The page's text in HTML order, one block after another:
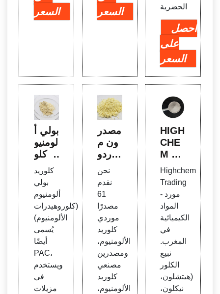
السعر
السعر
الحضرية
احصل
على
السعر
بولي أ
لومنيو
م كلو
(PA
C)، بو
لي أك
ريلامي
د (PA
M)، ك
بريتا
ي الح
ديديك
كلوريد
بولي
ألومنيوم
(كلوروهيدرات
الألومنيوم)
يُسمى
أيضًا
PAC،
ويستخدم
في
مزيلات
مصدر
ون م
وردو
د الألو
منيوم،
الشرك
ة الم
صنعة،
الموز
ع، الم
نحن
نقدم
61
مصدرًا
موردي
كلوريد
الألومنيوم،
ومصدرين
مصنعي
كلوريد
الألومنيوم،
HIGH
CHE
M TR
ADIN
G
Highchem
Trading
- مورد
المواد
الكيميائية
في
المغرب.
نبيع
الكلور
(هيتشلون،
نيكلون،